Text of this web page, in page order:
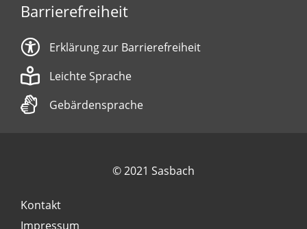
Barrierefreiheit
Erklärung zur Barrierefreiheit
Leichte Sprache
Gebärdensprache
© 2021 Sasbach
Kontakt
Impressum